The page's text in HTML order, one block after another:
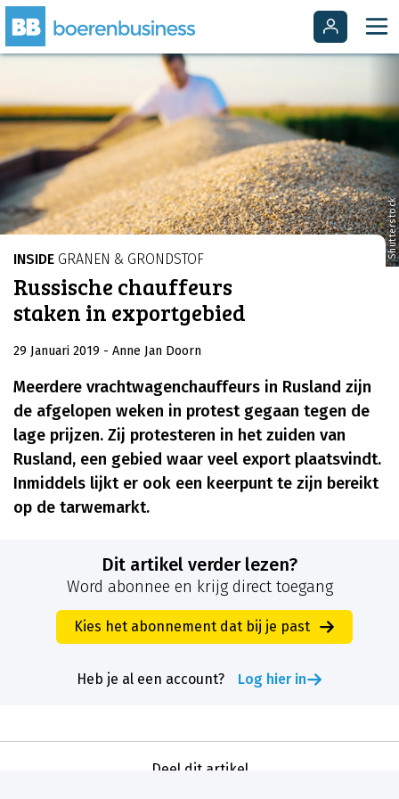
Shutterstock
INSIDE GRANEN & GRONDSTOF
Russische chauffeurs
staken in exportgebied
29 Januari 2019 - Anne Jan Doorn
Meerdere vrachtwagenchauffeurs in Rusland zijn
de afgelopen weken in protest gegaan tegen de
lage prijzen. Zij protesteren in het zuiden van
Rusland, een gebied waar veel export plaatsvindt.
Inmiddels lijkt er ook een keerpunt te zijn bereikt
op de tarwemarkt.
Dit artikel verder lezen?
Word abonnee en krijg direct toegang
Kies het abonnement dat bij je past
Heb je al een account? Log hier in
Deel dit artikel